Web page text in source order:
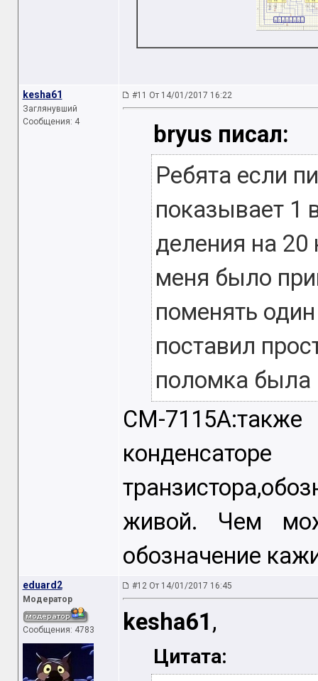
kesha61
Заглянувший
Сообщения: 4
#11 От 14/01/2017 16:22
bryus писал:
Ребята если
показывает 1
деления на 20
меня было
поменять
поставил
поломка была
СМ-
живой. Чем
обозначение
eduard2
Модератор
Сообщения: 4783
#12 От 14/01/2017 16:45
kesha61 ,
Цитата: